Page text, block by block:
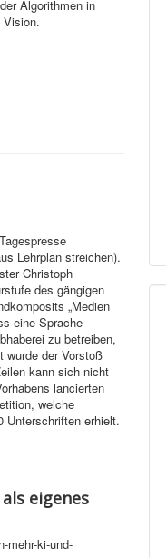
Algorithmen in
Vision.
Lehrplan streichen).
Christoph
des gängigen
„Medien
eine Sprache
zu betreiben,
wurde der Vorstoß
kann sich nicht
lancierten
welche
Unterschriften erhielt.
eigenes
mehr-ki-und-